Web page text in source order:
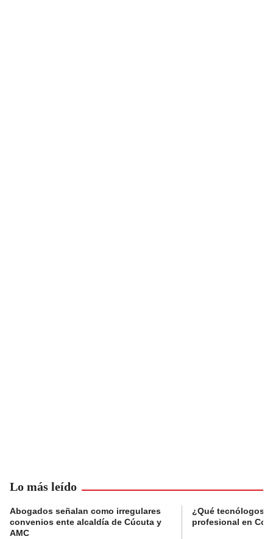
Lo más leído
Abogados señalan como irregulares
convenios ente alcaldía de Cúcuta y
AMC
¿Qué tecnólogos
profesional en